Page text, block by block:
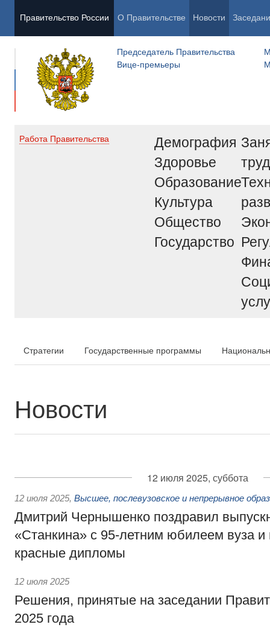
Правительство России О Правительстве Новости
Председатель Правительства
Вице-премьеры
Работа Правительства
Демография
Здоровье
Образование
Культура
Общество
Государство
труд
Стратегии Государственные программы
Новости
12 июля 2025, суббота
12 июля 2025, Высшее, послевузовское и непрерывное
Дмитрий Чернышенко поздравил
«Станкина» с 95-летним юбилеем вуза и
красные дипломы
12 июля 2025
Решения, принятые на заседании
2025 года